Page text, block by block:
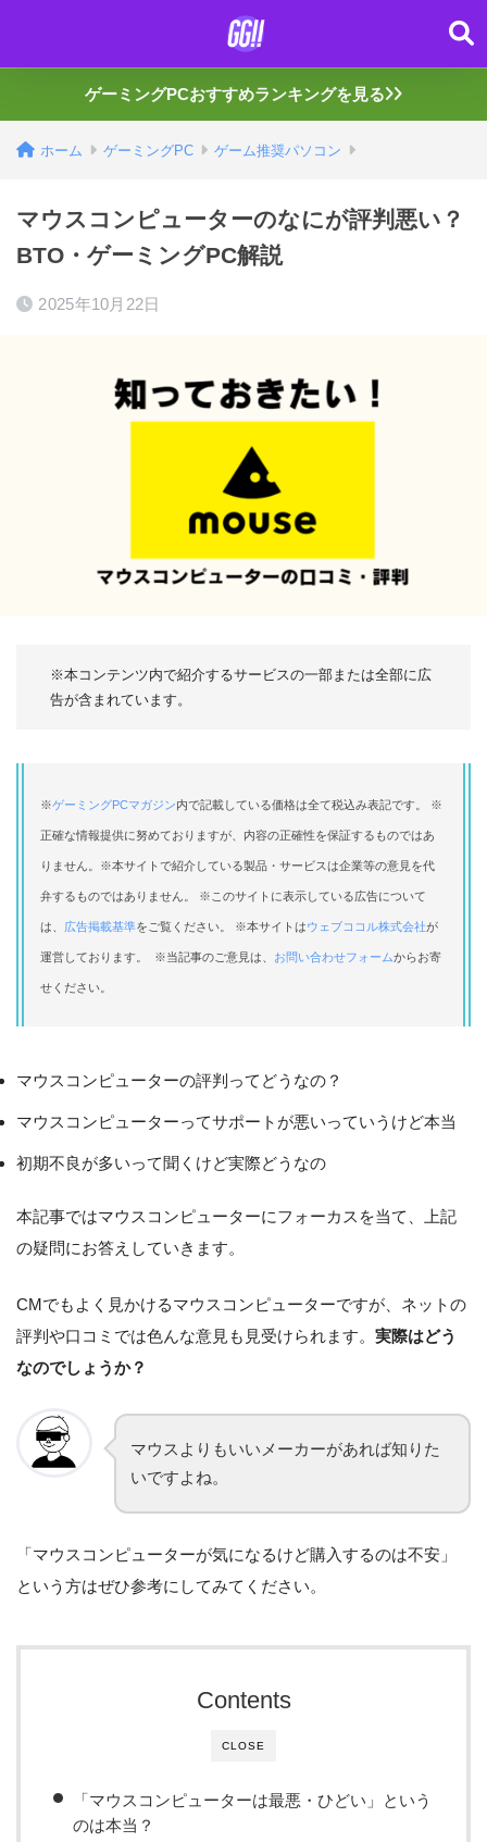
ゲーミングPCおすすめランキングを見る
ホーム ゲーミングPC ゲーム推奨パソコン
マウスコンピューターのなにが評判悪い？
BTO・ゲーミングPC解説
2025年10月22日
※本コンテンツ内で紹介するサービスの一部または全部に広
告が含まれています。
※ゲーミングPCマガジン内で記載している価格は全て税込み表記です。 ※
正確な情報提供に努めておりますが、内容の正確性を保証するものではあ
りません。※本サイトで紹介している製品・サービスは企業等の意見を代
弁するものではありません。 ※このサイトに表示している広告について
は、 広告掲載基準をご覧ください。 ※本サイトはウェブココル株式会社が
運営しております。 ※当記事のご意見は、 お問い合わせフォームからお寄
せください。
マウスコンピューターの評判ってどうなの？
マウスコンピューターってサポートが悪いっていうけど本当
初期不良が多いって聞くけど実際どうなの
本記事ではマウスコンピューターにフォーカスを当て、上記
の疑問にお答えしていきます。
CMでもよく見かけるマウスコンピューターですが、ネットの
評判や口コミでは色んな意見も見受けられます。 実際はどう
なのでしょうか？
マウスよりもいいメーカーがあれば知りた
いですよね。
「マウスコンピューターが気になるけど購入するのは不安」
という方はぜひ参考にしてみてください。
CLOSE
Contents
「マウスコンピューターは最悪・ひどい」という
のは本当？